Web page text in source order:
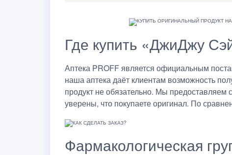
Где купить «ДжиДжу
Аптека PROFF является официальным
наша аптека даёт клиентам возможность
продукт не обязательно. Мы
уверены, что покупаете оригинал. По
Фармакологическая